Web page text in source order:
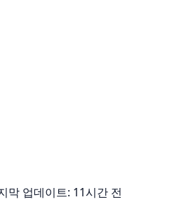
막 업데이트: 11시간 전